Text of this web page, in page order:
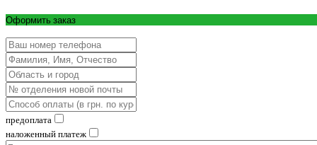
Оформить заказ
предоплата
наложенный платеж